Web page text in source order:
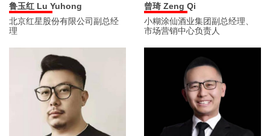
鲁玉红 Lu Yuhong
北京红星股份有限公司副总经
理
曾琦 Zeng Qi
小糊涂仙酒业集团副总经理、
市场营销中心负责人